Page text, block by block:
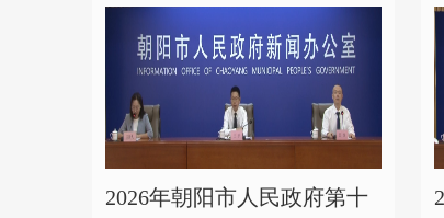
2026年朝阳市人民政府第十